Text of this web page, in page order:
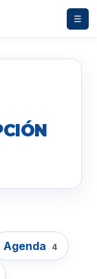
☰
Agenda 4